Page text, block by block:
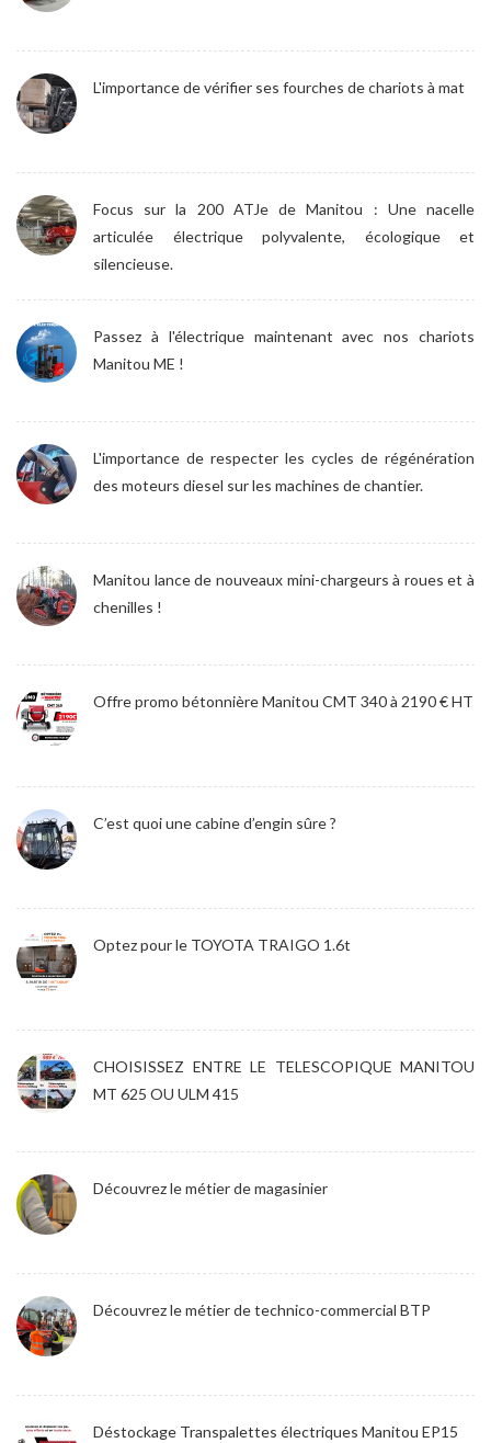
L'importance de vérifier ses fourches de chariots à mat
Focus sur la 200 ATJe de Manitou : Une nacelle
articulée électrique polyvalente, écologique et
silencieuse.
Passez à l'électrique maintenant avec nos chariots
Manitou ME !
L'importance de respecter les cycles de régénération
des moteurs diesel sur les machines de chantier.
Manitou lance de nouveaux mini-chargeurs à roues et à
chenilles !
Offre promo bétonnière Manitou CMT 340 à 2190 € HT
C’est quoi une cabine d’engin sûre ?
Optez pour le TOYOTA TRAIGO 1.6t
CHOISISSEZ ENTRE LE TELESCOPIQUE MANITOU
MT 625 OU ULM 415
Découvrez le métier de magasinier
Découvrez le métier de technico-commercial BTP
Déstockage Transpalettes électriques Manitou EP15